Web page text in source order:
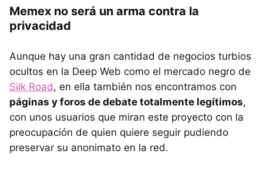
Memex no será un arma contra la
privacidad
Aunque hay una gran cantidad de negocios turbios
ocultos en la Deep Web como el mercado negro de
Silk Road, en ella también nos encontramos con
páginas y foros de debate totalmente legítimos,
con unos usuarios que miran este proyecto con la
preocupación de quien quiere seguir pudiendo
preservar su anonimato en la red.